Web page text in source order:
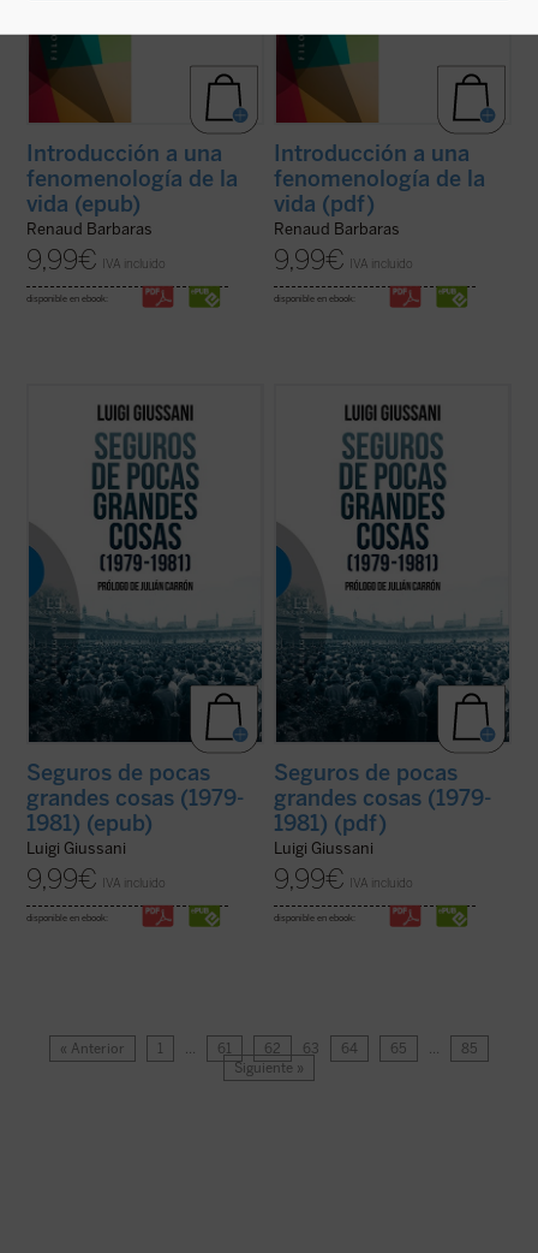
Introducción a una
fenomenología de la
vida (epub)
Renaud Barbaras
9,99€ IVA incluido
disponible en ebook:
Introducción a una
fenomenología de la
vida (pdf)
Renaud Barbaras
9,99€ IVA incluido
disponible en ebook:
«El que lea estas conversaciones ---
escribe Julián Carrón en el prólogo--- se
verá llevado de la mano por su humanidad
palpitante a la profundidad de un desafío
apasionante». Ese desafío no es más que la
propia vida, el camino más difícil ...(ver
Seguros de pocas
grandes cosas (1979-
1981) (epub)
Luigi Giussani
9,99€ IVA incluido
disponible en ebook:
«El que lea estas conversaciones ---
escribe Julián Carrón en el prólogo--- se
verá llevado de la mano por su humanidad
palpitante a la profundidad de un desafío
apasionante». Ese desafío no es más que la
propia vida, el camino más difícil ...(ver
Seguros de pocas
grandes cosas (1979-
1981) (pdf)
Luigi Giussani
9,99€ IVA incluido
disponible en ebook:
« Anterior 1 … 61 62 63 64 65 …
85
Siguiente »